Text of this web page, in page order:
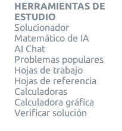
HERRAMIENTAS DE
ESTUDIO
Solucionador
Matemático de IA
AI Chat
Problemas populares
Hojas de trabajo
Hojas de referencia
Calculadoras
Calculadora gráfica
Verificar solución